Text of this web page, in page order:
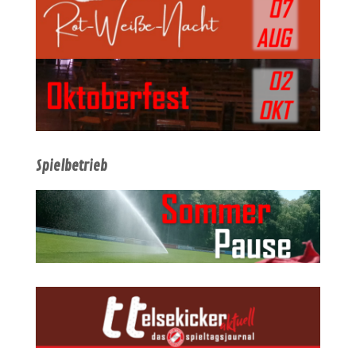
Spielbetrieb